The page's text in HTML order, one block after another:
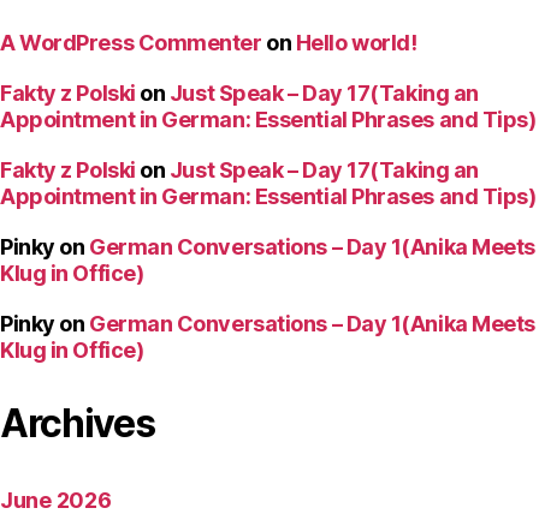
A WordPress Commenter on Hello world!
Fakty z Polski on Just Speak – Day 17(Taking an
Appointment in German: Essential Phrases and Tips)
Fakty z Polski on Just Speak – Day 17(Taking an
Appointment in German: Essential Phrases and Tips)
Pinky on German Conversations – Day 1(Anika Meets
Klug in Office)
Pinky on German Conversations – Day 1(Anika Meets
Klug in Office)
Archives
June 2026